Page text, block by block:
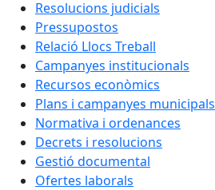
Resolucions judicials
Pressupostos
Relació Llocs Treball
Campanyes institucionals
Recursos econòmics
Plans i campanyes municipals
Normativa i ordenances
Decrets i resolucions
Gestió documental
Ofertes laborals